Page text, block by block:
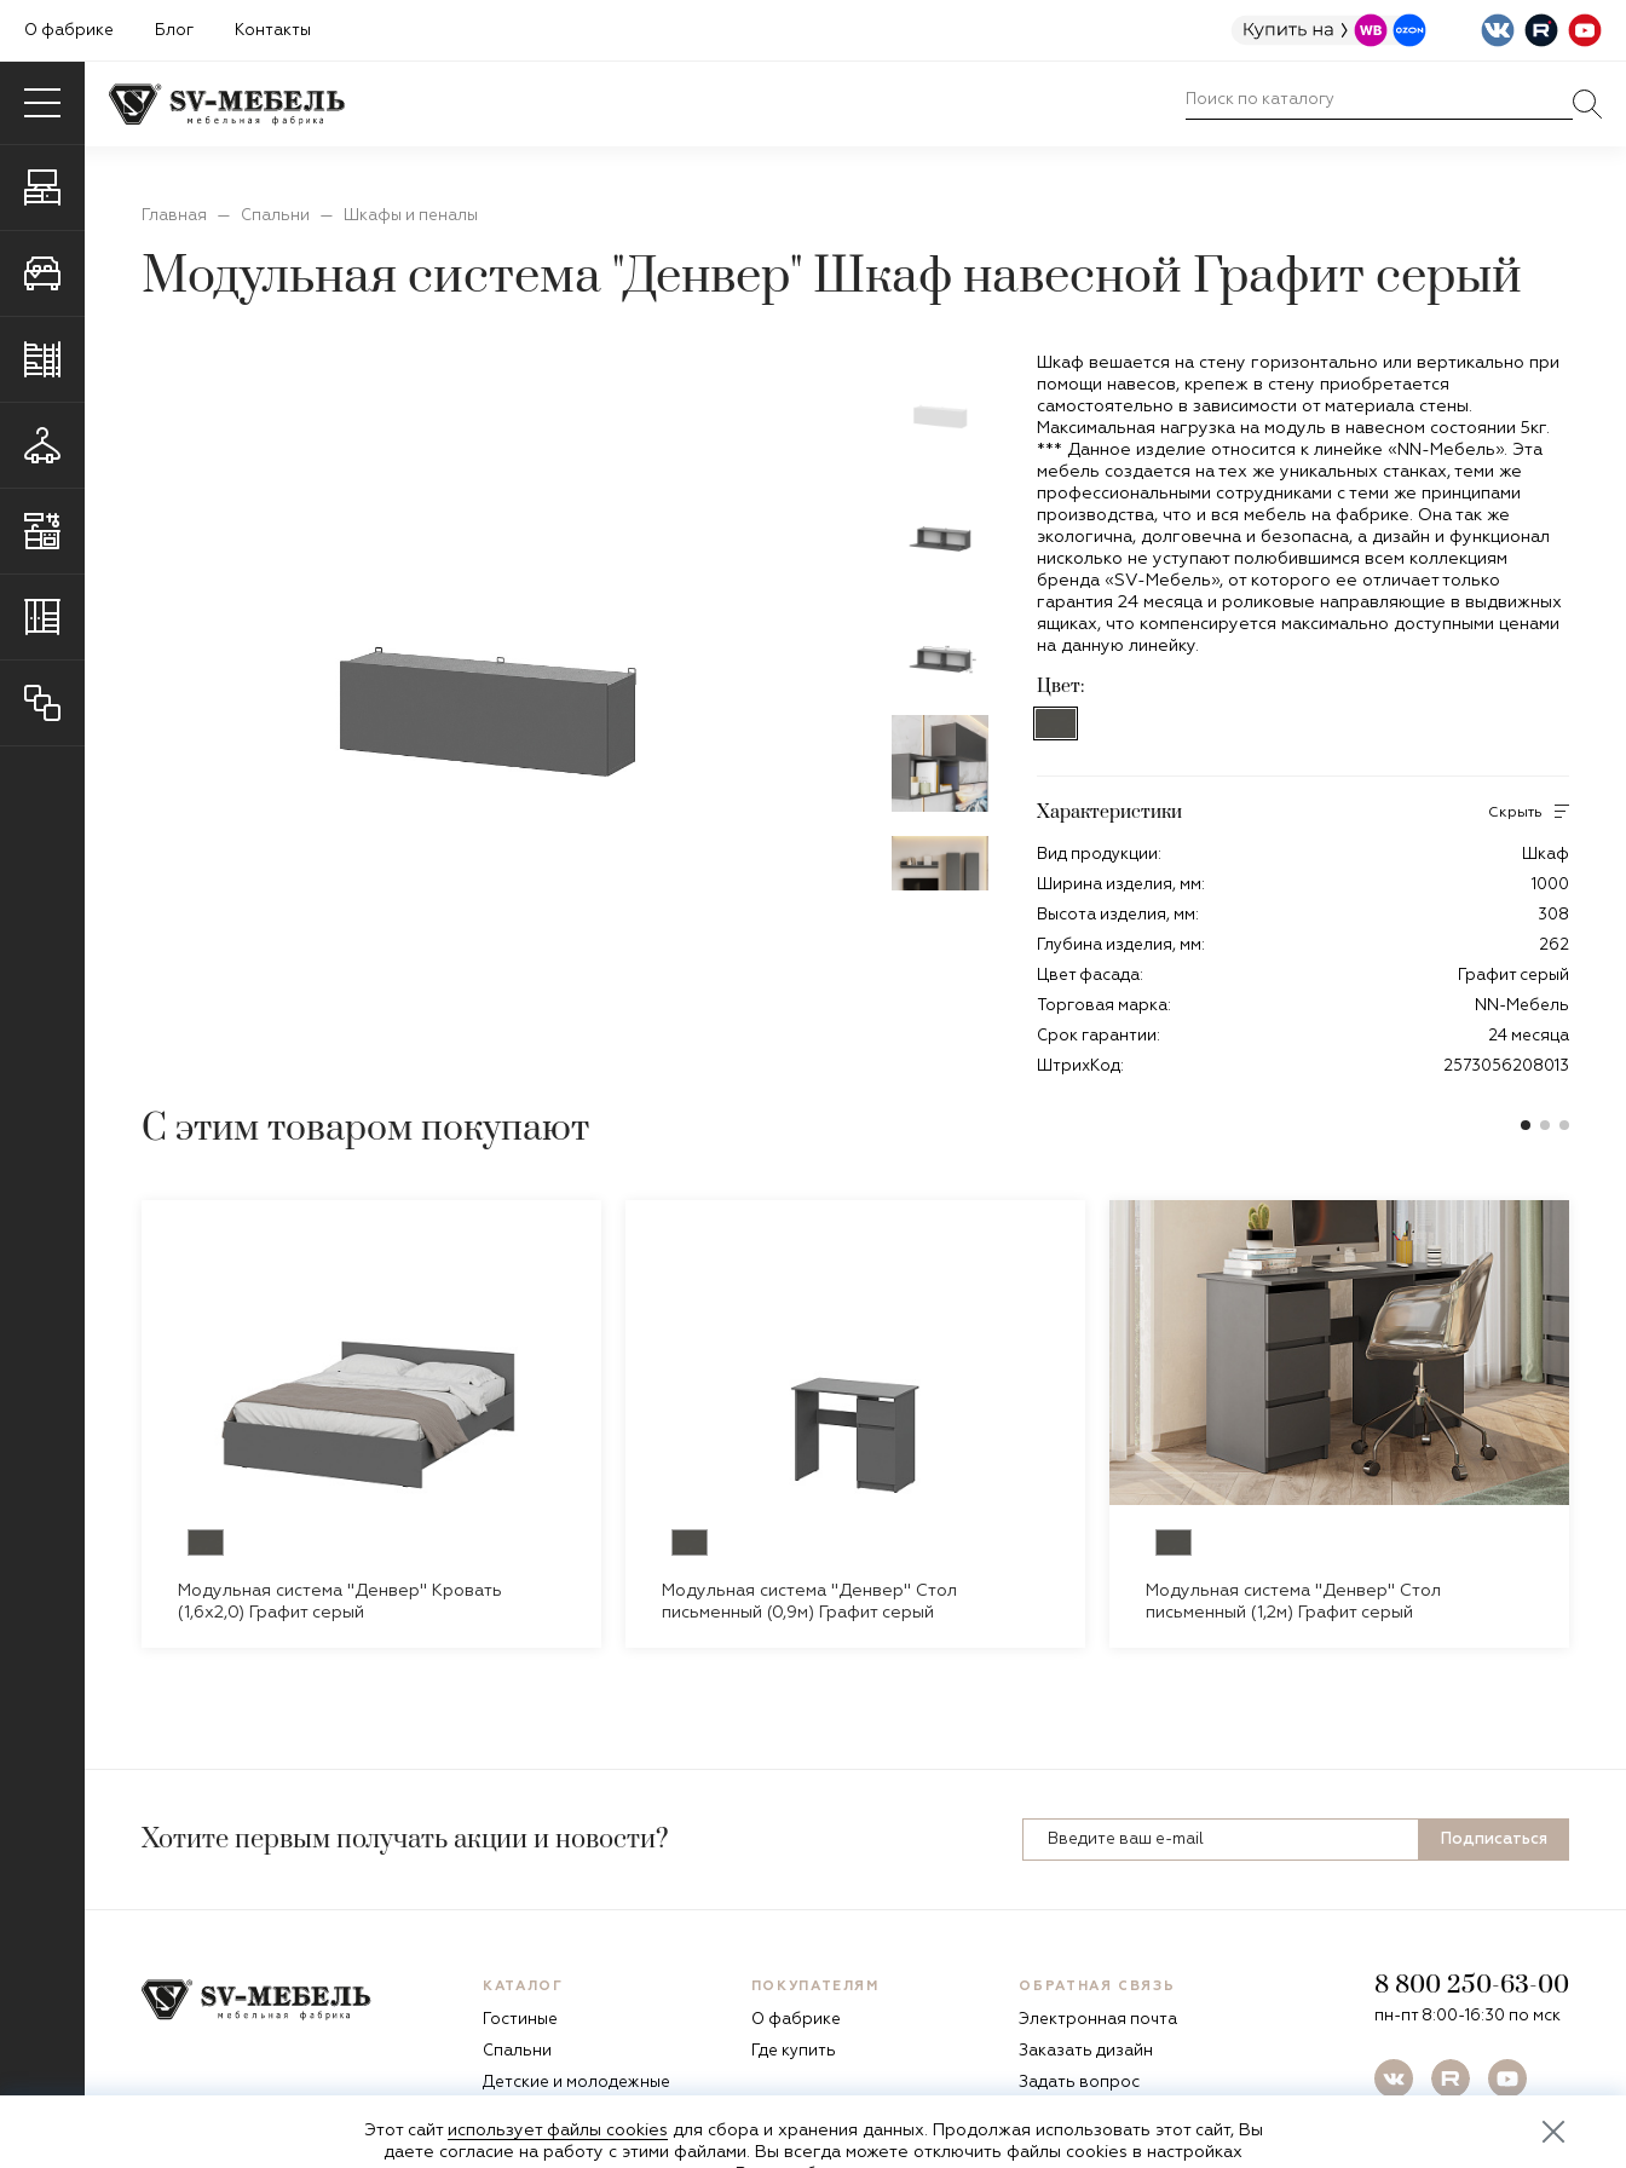
О фабрике Блог Контакты
Спальни
Главная — Спальни — Шкафы и пеналы
Модульная система "Денвер" Шкаф навесной Графит серый
Шкаф вешается на стену горизонтально или вертикально при
помощи навесов, крепеж в стену приобретается
самостоятельно в зависимости от материала стены.
Максимальная нагрузка на модуль в навесном состоянии 5кг.
*** Данное изделие относится к линейке «NN-Мебель». Эта
мебель создается на тех же уникальных станках, теми же
профессиональными сотрудниками с теми же принципами
производства, что и вся мебель на фабрике. Она так же
экологична, долговечна и безопасна, а дизайн и функционал
нисколько не уступают полюбившимся всем коллекциям
бренда «SV-Мебель», от которого ее отличает только
гарантия 24 месяца и роликовые направляющие в выдвижных
ящиках, что компенсируется максимально доступными ценами
на данную линейку.
Цвет:
Характеристики Скрыть
Вид продукции:
Шкаф
Ширина изделия, мм:
1000
Высота изделия, мм:
308
Глубина изделия, мм:
262
Цвет фасада:
Графит серый
Торговая марка:
NN-Мебель
Срок гарантии:
24 месяца
ШтрихКод:
2573056208013
С этим товаром покупают
Модульная система "Денвер" Кровать
(1,6х2,0) Графит серый
Модульная система "Денвер" Стол
письменный (0,9м) Графит серый
Модульная система "Денвер" Стол
письменный (1,2м) Графит серый
Хотите первым получать акции и новости? Подписаться
КАТАЛОГ
Гостиные
Спальни
Детские и молодежные
Кухни
ПОКУПАТЕЛЯМ
О фабрике
Где купить
ОБРАТНАЯ СВЯЗЬ
Электронная почта
Заказать дизайн
Задать вопрос
8 800 250-63-00
пн-пт 8:00-16:30 по мск
Этот сайт использует файлы cookies для сбора и хранения данных. Продолжая использовать этот сайт, Вы
даете согласие на работу с этими файлами. Вы всегда можете отключить файлы cookies в настройках